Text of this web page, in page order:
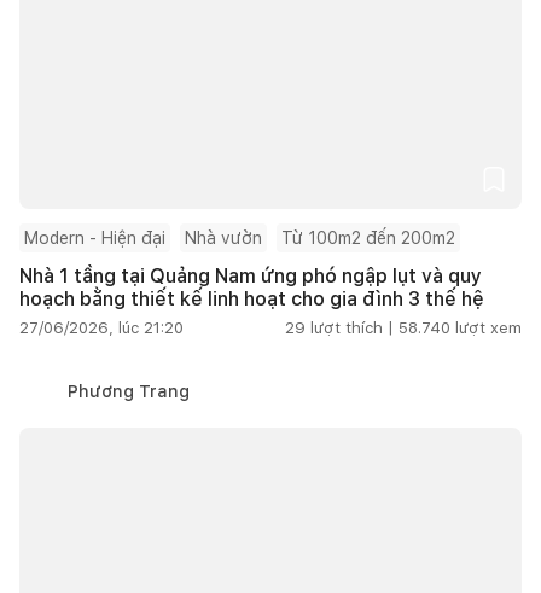
Modern - Hiện đại Nhà vườn Từ 100m2 đến 200m2
Nhà 1 tầng tại Quảng Nam ứng phó ngập lụt và quy
hoạch bằng thiết kế linh hoạt cho gia đình 3 thế hệ
27/06/2026, lúc 21:20 29 lượt thích | 58.740 lượt xem
Phương Trang